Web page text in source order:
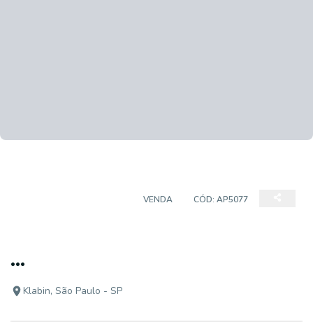
VENDA CÓD: AP5077
...
Klabin, São Paulo - SP